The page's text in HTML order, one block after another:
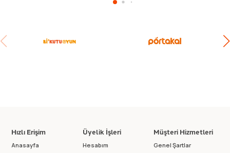
Hızlı Erişim
Anasayfa
Üyelik İşleri
Hesabım
Müşteri Hizmetleri
Genel Şartlar